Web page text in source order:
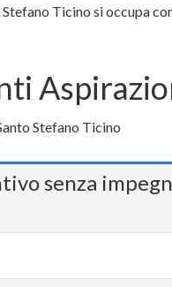
Ticino si occupa
senza